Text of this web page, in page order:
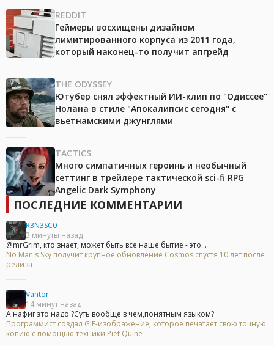
REDDIT
Геймеры восхищены дизайном
лимитированного корпуса из 2011 года,
который наконец-то получит апгрейд
THE ODYSSEY
Ютубер снял эффектный ИИ-клип по "Одиссее"
Нолана в стиле "Апокалипсис сегодня" с
вьетнамскими джунглями
TACTICS
Много симпатичных героинь и необычный
сеттинг в трейлере тактической sci-fi RPG
Angelic Dark Symphony
ПОСЛЕДНИЕ КОММЕНТАРИИ
R3N3SC0
3 минуты назад
@mrGrim, кто знает, может быть все наше бытие - это...
No Man's Sky получит крупное обновление Cosmos спустя 10 лет после
релиза
Vantor
14 минут назад
А нафиг это надо ?Суть вообще в чем,понятным языком?
Программист создал GIF-изображение, которое печатает свою точную
копию с помощью техники Piet Quine